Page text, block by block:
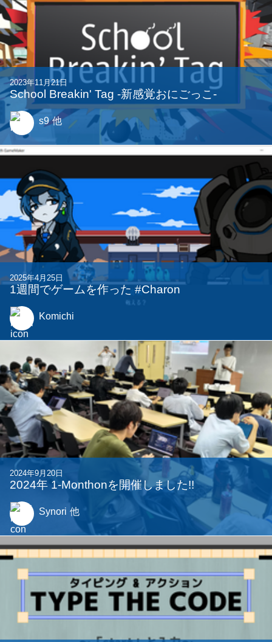
2023年11月21日
School Breakin' Tag -新感覚おにごっこ-
s9 他
2025年4月25日
1週間でゲームを作った #Charon
Komichi
2024年9月20日
2024年 1-Monthonを開催しました!!
Synori 他